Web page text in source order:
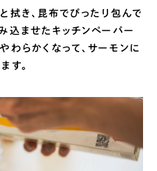
拭き、昆布でぴったり包んで
込ませたキッチンペーパー
わらかくなって、サーモンに
す。